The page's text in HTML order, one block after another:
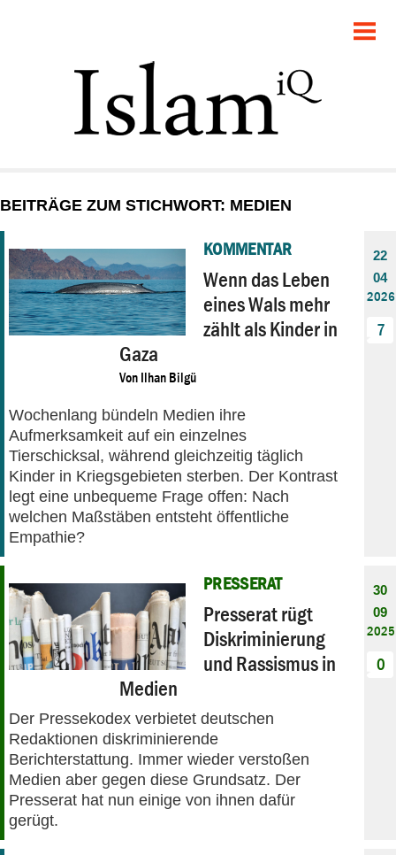
GESELLSCHAFT
STARTSEITE
DEBATTE
PANORAMA
BEITRÄGE ZUM STICHWORT: MEDIEN
KOMMENTAR
Wenn das Leben
eines Wals mehr
zählt als Kinder in
Gaza
Von Ilhan Bilgü
Wochenlang bündeln Medien ihre
Aufmerksamkeit auf ein einzelnes
Tierschicksal, während gleichzeitig täglich
Kinder in Kriegsgebieten sterben. Der Kontrast
legt eine unbequeme Frage offen: Nach
welchen Maßstäben entsteht öffentliche
Empathie?
22
04
2026
7
PRESSERAT
Presserat rügt
Diskriminierung
und Rassismus in
Medien
Der Pressekodex verbietet deutschen
Redaktionen diskriminierende
Berichterstattung. Immer wieder verstoßen
Medien aber gegen diese Grundsatz. Der
Presserat hat nun einige von ihnen dafür
gerügt.
30
09
2025
0